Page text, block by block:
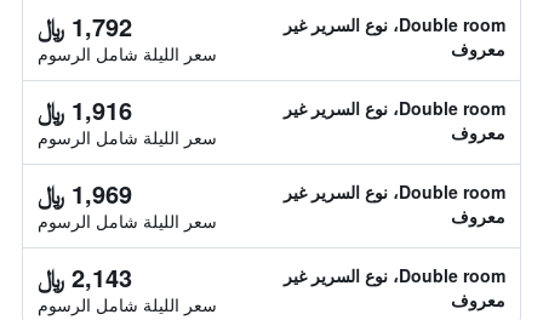
Double room، نوع السرير غير
معروف
1,792 ﷼
سعر الليلة شامل الرسوم
Double room، نوع السرير غير
معروف
1,916 ﷼
سعر الليلة شامل الرسوم
Double room، نوع السرير غير
معروف
1,969 ﷼
سعر الليلة شامل الرسوم
Double room، نوع السرير غير
معروف
2,143 ﷼
سعر الليلة شامل الرسوم